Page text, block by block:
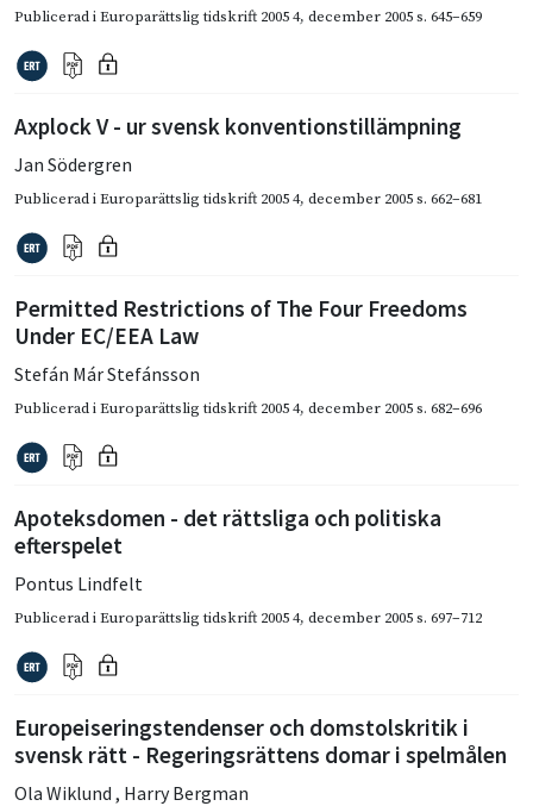
Publicerad iEuroparättslig tidskrift 2005 4, december 2005s. 645–659
Axplock V - ur svensk konventionstillämpning
Jan Södergren
Publicerad iEuroparättslig tidskrift 2005 4, december 2005s. 662–681
Permitted Restrictions of The Four Freedoms
Under EC/EEA Law
Stefán Már Stefánsson
Publicerad iEuroparättslig tidskrift 2005 4, december 2005s. 682–696
Apoteksdomen - det rättsliga och politiska
efterspelet
Pontus Lindfelt
Publicerad iEuroparättslig tidskrift 2005 4, december 2005s. 697–712
Europeiseringstendenser och domstolskritik i
svensk rätt - Regeringsrättens domar i spelmålen
Ola Wiklund , Harry Bergman